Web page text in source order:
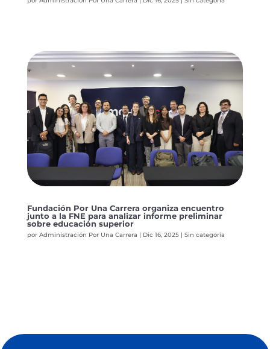
Fundación Por Una Carrera organiza encuentro
junto a la FNE para analizar informe preliminar
sobre educación superior
por Administración Por Una Carrera | Dic 16, 2025| Sin categoría